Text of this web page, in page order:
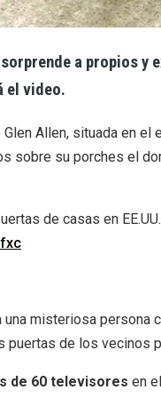
a propios y
el video.
Allen, situada en el
sobre su porches el
de casas en
misteriosa persona
de los vecinos
de 60 televisores en